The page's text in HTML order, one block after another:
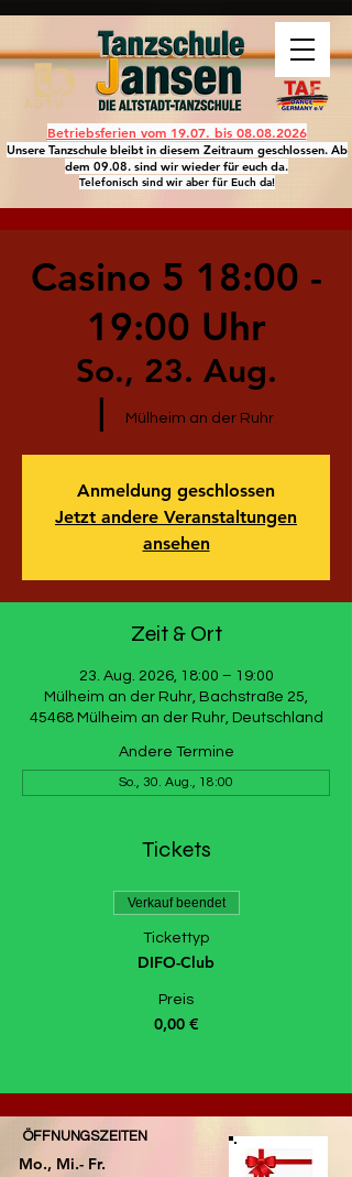
Betriebsferien vom 19.07. bis 08.08.2026
Unsere Tanzschule bleibt in diesem Zeitraum geschlossen. Ab
dem 09.08. sind wir wieder für euch da.
Telefonisch sind wir aber für Euch da!
Casino 5 18:00 -
19:00 Uhr
So., 23. Aug.
Mülheim an der Ruhr
Anmeldung geschlossen
Jetzt andere Veranstaltungen
ansehen
Zeit & Ort
23. Aug. 2026, 18:00 – 19:00
Mülheim an der Ruhr, Bachstraße 25,
45468 Mülheim an der Ruhr, Deutschland
Andere Termine
So., 30. Aug., 18:00
Tickets
Verkauf beendet
Tickettyp
DIFO-Club
Preis
0,00 €
ÖFFNUNGSZEITEN
Mo., Mi.- Fr.